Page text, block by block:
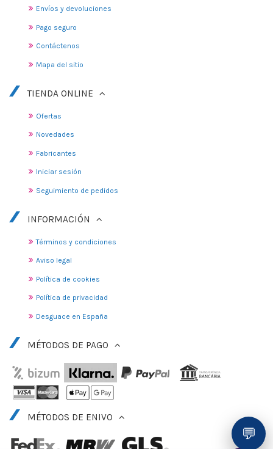
Envíos y devoluciones
Pago seguro
Contáctenos
Mapa del sitio
TIENDA ONLINE
Ofertas
Novedades
Fabricantes
Iniciar sesión
Seguimiento de pedidos
INFORMACIÓN
Términos y condiciones
Aviso legal
Política de cookies
Política de privacidad
Desguace en España
MÉTODOS DE PAGO
MÉTODOS DE ENIVO
💬